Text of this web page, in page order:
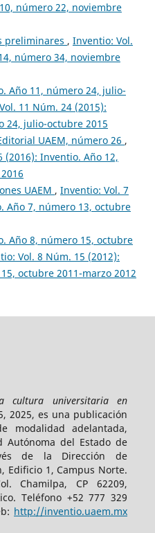
número 22, noviembre
preliminares , Inventio: Vol.
número 34, noviembre
Año 11, número 24, julio-
11 Núm. 24 (2015):
24, julio-octubre 2015
UAEM, número 26 ,
(2016): Inventio. Año 12,
UAEM , Inventio: Vol. 7
Año 7, número 13, octubre
Año 8, número 15, octubre
Vol. 8 Núm. 15 (2012):
octubre 2011-marzo 2012
cultura universitaria en
2025, es una publicación
modalidad adelantada,
Autónoma del Estado de
de la Dirección de
Edificio 1, Campus Norte.
Chamilpa, CP 62209,
Teléfono +52 777 329
http://inventio.uaem.mx